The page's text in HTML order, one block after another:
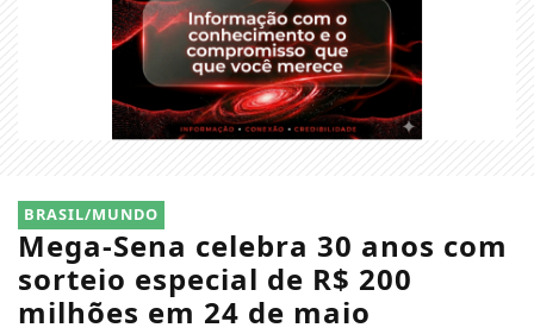
BRASIL/MUNDO
Mega-Sena celebra 30 anos com
sorteio especial de R$ 200
milhões em 24 de maio